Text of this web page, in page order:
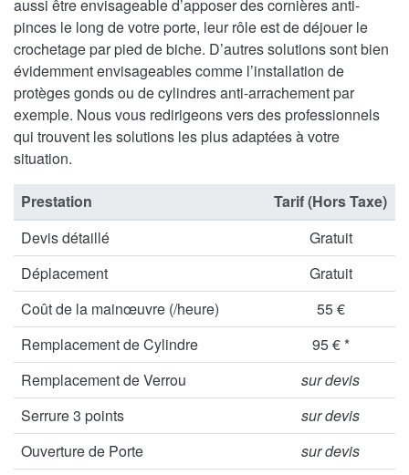
aussi être envisageable d’apposer des cornières anti-
pinces le long de votre porte, leur rôle est de déjouer le
crochetage par pied de biche. D’autres solutions sont bien
évidemment envisageables comme l’installation de
protèges gonds ou de cylindres anti-arrachement par
exemple. Nous vous redirigeons vers des professionnels
qui trouvent les solutions les plus adaptées à votre
situation.
Prestation
Tarif (Hors Taxe)
Devis détaillé
Gratuit
Déplacement
Gratuit
Coût de la mainœuvre (/heure)
55 €
Remplacement de Cylindre
95 € *
Remplacement de Verrou
sur devis
Serrure 3 points
sur devis
Ouverture de Porte
sur devis